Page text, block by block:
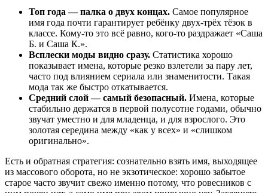
Топ года — палка о двух концах. Самое популярное
имя года почти гарантирует ребёнку двух-трёх тёзок в
классе. Кому-то это всё равно, кого-то раздражает «Саша
Б. и Саша К.».
Всплески моды видно сразу. Статистика хорошо
показывает имена, которые резко взлетели за пару лет,
часто под влиянием сериала или знаменитости. Такая
мода так же быстро откатывается.
Средний слой — самый безопасный. Имена, которые
стабильно держатся в первой полусотне годами, обычно
звучат уместно и для младенца, и для взрослого. Это
золотая середина между «как у всех» и «слишком
оригинально».
Есть и обратная стратегия: сознательно взять имя, выходящее
из массового оборота, но не экзотическое: хорошо забытое
старое часто звучит свежо именно потому, что ровесников с